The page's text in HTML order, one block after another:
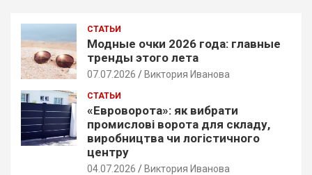
СТАТЬИ
Модные очки 2026 года: главные
тренды этого лета
07.07.2026 Виктория Иванова
СТАТЬИ
«Евроворота»: як вибрати
промислові ворота для складу,
виробництва чи логістичного
центру
04.07.2026 Виктория Иванова